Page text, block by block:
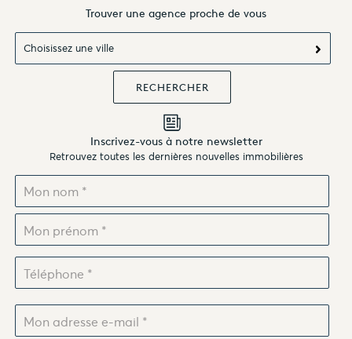
Trouver une agence proche de vous
Choisissez une ville
Inscrivez-vous à notre newsletter
Retrouvez toutes les dernières nouvelles immobilières